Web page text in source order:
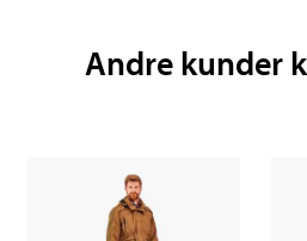
Andre kunder